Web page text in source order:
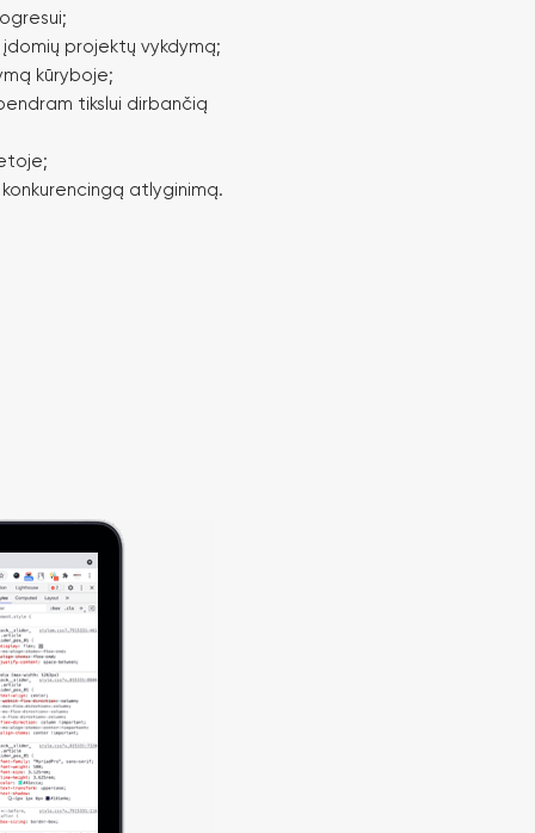
projektų vykdymą;
kūryboje;
tikslui dirbančią
atlyginimą.